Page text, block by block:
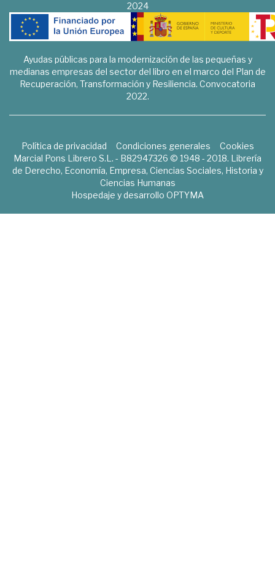
2024
Ayudas públicas para la modernización de las pequeñas y
medianas empresas del sector del libro en el marco del Plan de
Recuperación, Transformación y Resiliencia. Convocatoria
2022.
Política de privacidad Condiciones generales
Cookies
Marcial Pons Librero S.L. - B82947326 © 1948 - 2018. Librería
de Derecho, Economía, Empresa, Ciencias Sociales, Historia y
Ciencias Humanas
Hospedaje y desarrollo OPTYMA